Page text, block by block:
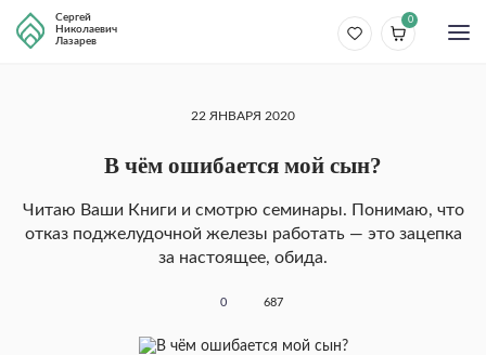
Сергей
Николаевич
Лазарев
0
22 ЯНВАРЯ 2020
В чём ошибается мой сын?
Читаю Ваши Книги и смотрю семинары. Понимаю, что
отказ поджелудочной железы работать — это зацепка
за настоящее, обида.
0 687